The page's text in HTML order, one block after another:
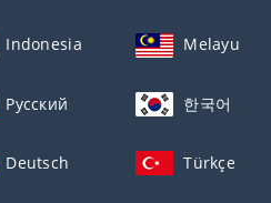
Indonesia Melayu
Русский 한국어
Deutsch Türkçe